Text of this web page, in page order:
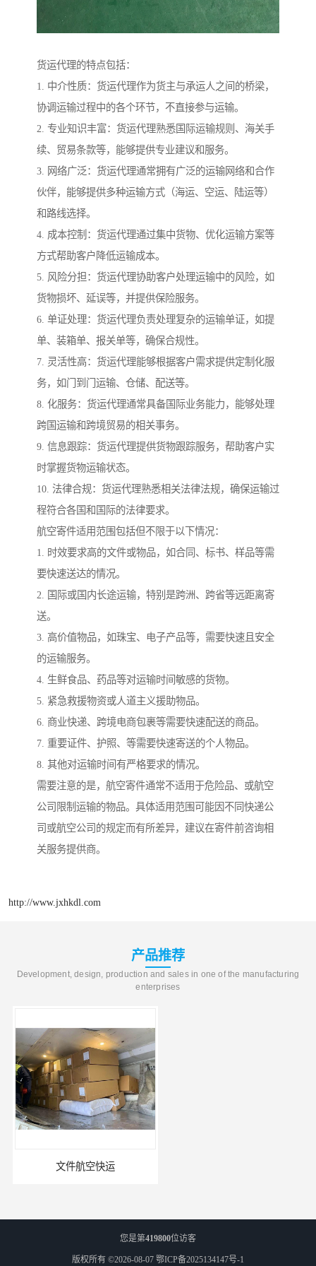
货运代理的特点包括：
1. 中介性质：货运代理作为货主与承运人之间的桥梁，
协调运输过程中的各个环节，不直接参与运输。
2. 专业知识丰富：货运代理熟悉国际运输规则、海关手
续、贸易条款等，能够提供专业建议和服务。
3. 网络广泛：货运代理通常拥有广泛的运输网络和合作
伙伴，能够提供多种运输方式（海运、空运、陆运等）
和路线选择。
4. 成本控制：货运代理通过集中货物、优化运输方案等
方式帮助客户降低运输成本。
5. 风险分担：货运代理协助客户处理运输中的风险，如
货物损坏、延误等，并提供保险服务。
6. 单证处理：货运代理负责处理复杂的运输单证，如提
单、装箱单、报关单等，确保合规性。
7. 灵活性高：货运代理能够根据客户需求提供定制化服
务，如门到门运输、仓储、配送等。
8. 化服务：货运代理通常具备国际业务能力，能够处理
跨国运输和跨境贸易的相关事务。
9. 信息跟踪：货运代理提供货物跟踪服务，帮助客户实
时掌握货物运输状态。
10. 法律合规：货运代理熟悉相关法律法规，确保运输过
程符合各国和国际的法律要求。
航空寄件适用范围包括但不限于以下情况：
1. 时效要求高的文件或物品，如合同、标书、样品等需
要快速送达的情况。
2. 国际或国内长途运输，特别是跨洲、跨省等远距离寄
送。
3. 高价值物品，如珠宝、电子产品等，需要快速且安全
的运输服务。
4. 生鲜食品、药品等对运输时间敏感的货物。
5. 紧急救援物资或人道主义援助物品。
6. 商业快递、跨境电商包裹等需要快速配送的商品。
7. 重要证件、护照、等需要快速寄送的个人物品。
8. 其他对运输时间有严格要求的情况。
需要注意的是，航空寄件通常不适用于危险品、或航空
公司限制运输的物品。具体适用范围可能因不同快递公
司或航空公司的规定而有所差异，建议在寄件前咨询相
关服务提供商。
http://www.jxhkdl.com
产品推荐
Development, design, production and sales in one of the manufacturing
enterprises
文件航空快运
您是第419800位访客
版权所有 ©2026-08-07 鄂ICP备2025134147号-1